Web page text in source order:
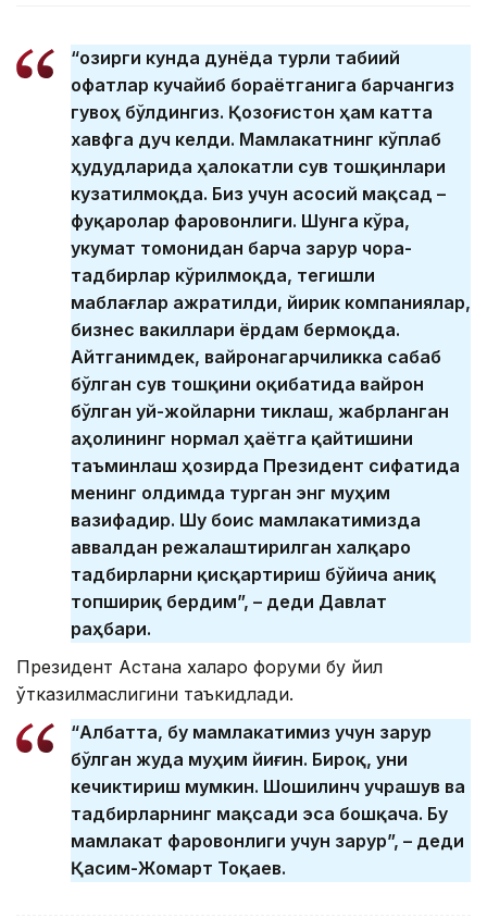
“Ҳозирги кунда дунёда турли табиий
офатлар кучайиб бораётганига барчангиз
гувоҳ бўлдингиз. Қозоғистон ҳам катта
хавфга дуч келди. Мамлакатнинг кўплаб
ҳудудларида ҳалокатли сув тошқинлари
кузатилмоқда. Биз учун асосий мақсад –
фуқаролар фаровонлиги. Шунга кўра,
Ҳукумат томонидан барча зарур чора-
тадбирлар кўрилмоқда, тегишли
маблағлар ажратилди, йирик компаниялар,
бизнес вакиллари ёрдам бермоқда.
Айтганимдек, вайронагарчиликка сабаб
бўлган сув тошқини оқибатида вайрон
бўлган уй-жойларни тиклаш, жабрланган
аҳолининг нормал ҳаётга қайтишини
таъминлаш ҳозирда Президент сифатида
менинг олдимда турган энг муҳим
вазифадир. Шу боис мамлакатимизда
аввалдан режалаштирилган халқаро
тадбирларни қисқартириш бўйича аниқ
топшириқ бердим”, – деди Давлат
раҳбари.
Президент Астана халқаро форуми бу йил
ўтказилмаслигини таъкидлади.
“Албатта, бу мамлакатимиз учун зарур
бўлган жуда муҳим йиғин. Бироқ, уни
кечиктириш мумкин. Шошилинч учрашув ва
тадбирларнинг мақсади эса бошқача. Бу
мамлакат фаровонлиги учун зарур”, – деди
Қасим-Жомарт Тоқаев.